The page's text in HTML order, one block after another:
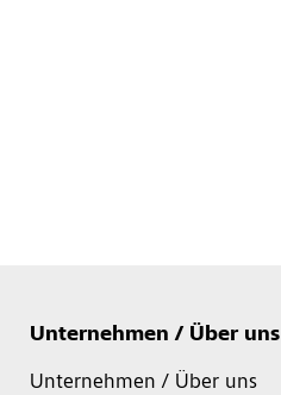
Unternehmen / Über uns
Unternehmen / Über uns